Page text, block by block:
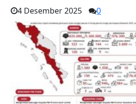
4 Desember 2025 0